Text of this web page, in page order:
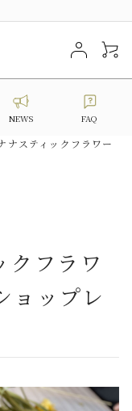
NEWS FAQ
ナスティックフラワー
クフラワ
ョップレ